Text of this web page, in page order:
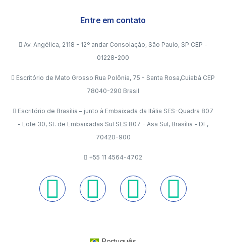
Entre em contato
Av. Angélica, 2118 - 12º andar Consolação, São Paulo, SP CEP -
01228-200
Escritório de Mato Grosso Rua Polônia, 75 - Santa Rosa,Cuiabá CEP
78040-290 Brasil
Escritório de Brasília – junto à Embaixada da Itália SES-Quadra 807
- Lote 30, St. de Embaixadas Sul SES 807 - Asa Sul, Brasília - DF,
70420-900
+55 11 4564-4702